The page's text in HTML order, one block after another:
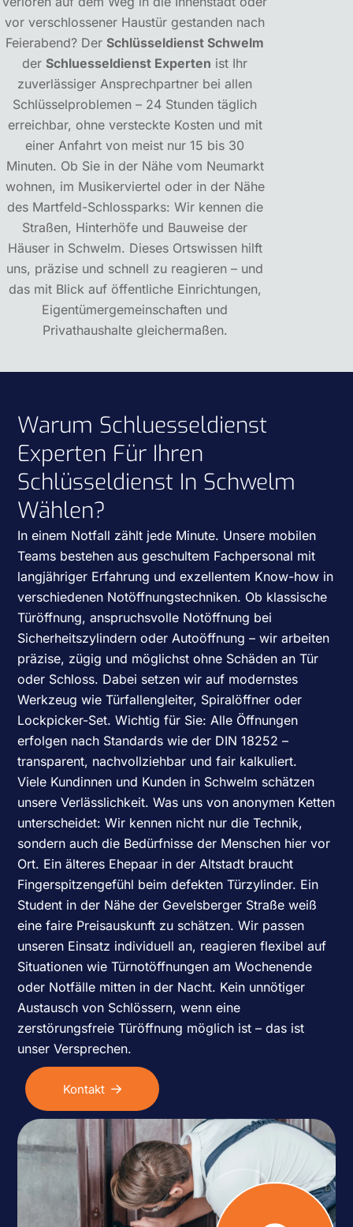
vor verschlossener Haustür gestanden nach
Feierabend? Der Schlüsseldienst Schwelm
der Schluesseldienst Experten ist Ihr
zuverlässiger Ansprechpartner bei allen
Schlüsselproblemen – 24 Stunden täglich
erreichbar, ohne versteckte Kosten und mit
einer Anfahrt von meist nur 15 bis 30
Minuten. Ob Sie in der Nähe vom Neumarkt
wohnen, im Musikerviertel oder in der Nähe
des Martfeld-Schlossparks: Wir kennen die
Straßen, Hinterhöfe und Bauweise der
Häuser in Schwelm. Dieses Ortswissen hilft
uns, präzise und schnell zu reagieren – und
das mit Blick auf öffentliche Einrichtungen,
Eigentümergemeinschaften und
Privathaushalte gleichermaßen.
Warum Schluesseldienst
Experten Für Ihren
Schlüsseldienst In Schwelm
Wählen?
In einem Notfall zählt jede Minute. Unsere mobilen
Teams bestehen aus geschultem Fachpersonal mit
langjähriger Erfahrung und exzellentem Know-how in
verschiedenen Notöffnungstechniken. Ob klassische
Türöffnung, anspruchsvolle Notöffnung bei
Sicherheitszylindern oder Autoöffnung – wir arbeiten
präzise, zügig und möglichst ohne Schäden an Tür
oder Schloss. Dabei setzen wir auf modernstes
Werkzeug wie Türfallengleiter, Spiralöffner oder
Lockpicker-Set. Wichtig für Sie: Alle Öffnungen
erfolgen nach Standards wie der DIN 18252 –
transparent, nachvollziehbar und fair kalkuliert.
Viele Kundinnen und Kunden in Schwelm schätzen
unsere Verlässlichkeit. Was uns von anonymen Ketten
unterscheidet: Wir kennen nicht nur die Technik,
sondern auch die Bedürfnisse der Menschen hier vor
Ort. Ein älteres Ehepaar in der Altstadt braucht
Fingerspitzengefühl beim defekten Türzylinder. Ein
Student in der Nähe der Gevelsberger Straße weiß
eine faire Preisauskunft zu schätzen. Wir passen
unseren Einsatz individuell an, reagieren flexibel auf
Situationen wie Türnotöffnungen am Wochenende
oder Notfälle mitten in der Nacht. Kein unnötiger
Austausch von Schlössern, wenn eine
zerstörungsfreie Türöffnung möglich ist – das ist
unser Versprechen.
Kontakt